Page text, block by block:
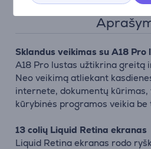
Sklandus veikimas su A18 Pro
A18 Pro lustas užtikrina greitą
Neo veikimą atliekant
internete, dokumentų kūrimas,
kūrybinės programos veikia be
13 colių Liquid Retina ekranas
Liquid Retina ekranas rodo